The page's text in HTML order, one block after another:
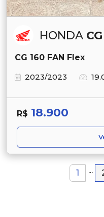
HONDA CG
CG 160 FAN Flex
2023/2023
R$ 18.900
1 ...